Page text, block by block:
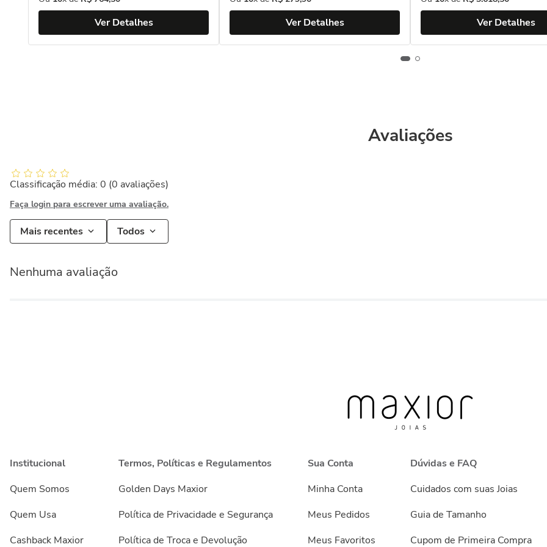
Ver Detalhes Ver Detalhes Ver Detalhes
Avaliações
Classificação média: 0 (0 avaliações)
Faça login para escrever uma avaliação.
Mais recentes Todos
Nenhuma avaliação
Institucional
Quem Somos
Quem Usa
Cashback Maxior
Termos, Políticas e Regulamentos
Golden Days Maxior
Política de Privacidade e Segurança
Política de Troca e Devolução
Sua Conta
Minha Conta
Meus Pedidos
Meus Favoritos
Dúvidas e FAQ
Cuidados com suas Joias
Guia de Tamanho
Cupom de Primeira Compra